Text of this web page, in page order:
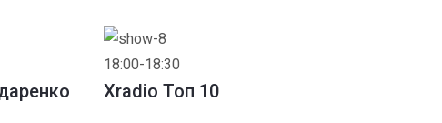
18:00-18:30
Xradio Топ 10